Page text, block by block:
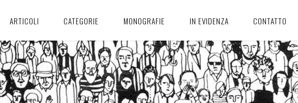
ARTICOLI CATEGORIE MONOGRAFIE IN EVIDENZA CONTATTO